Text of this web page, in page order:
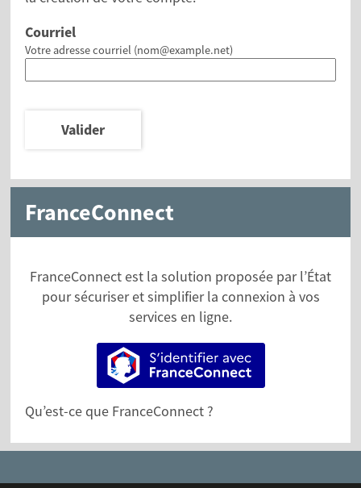
Courriel
Votre adresse courriel (nom@example.net)
Valider
FranceConnect
FranceConnect est la solution proposée par l’État
pour sécuriser et simplifier la connexion à vos
services en ligne.
S’identifier avec
Qu’est-ce que FranceConnect ?